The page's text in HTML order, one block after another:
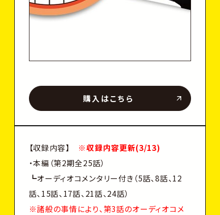
購入はこちら
【収録内容】 ※収録内容更新(3/13)
・本編（第2期全25話）
┗オーディオコメンタリー付き（5話、8話、12
話、15話、17話、21話、24話）
※諸般の事情により、第3話のオーディオコメ